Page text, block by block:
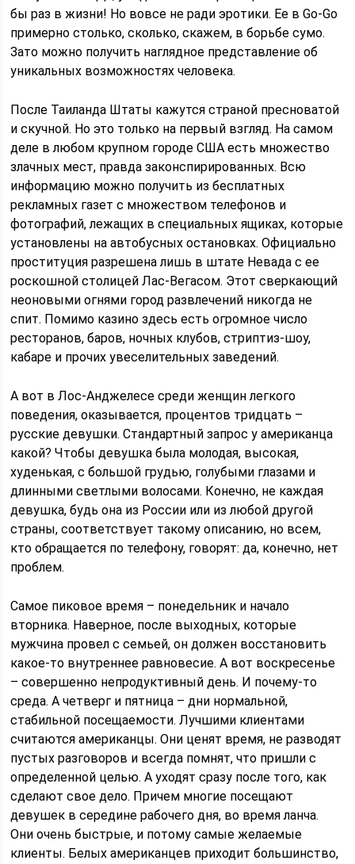
бы раз в жизни! Но вовсе не ради эротики. Ее в Go-Go
примерно столько, сколько, скажем, в борьбе сумо.
Зато можно получить наглядное представление об
уникальных возможностях человека.
После Таиланда Штаты кажутся страной пресноватой
и скучной. Но это только на первый взгляд. На самом
деле в любом крупном городе США есть множество
злачных мест, правда законспирированных. Всю
информацию можно получить из бесплатных
рекламных газет с множеством телефонов и
фотографий, лежащих в специальных ящиках, которые
установлены на автобусных остановках. Официально
проституция разрешена лишь в штате Невада с ее
роскошной столицей Лас-Вегасом. Этот сверкающий
неоновыми огнями город развлечений никогда не
спит. Помимо казино здесь есть огромное число
ресторанов, баров, ночных клубов, стриптиз-шоу,
кабаре и прочих увеселительных заведений.
А вот в Лос-Анджелесе среди женщин легкого
поведения, оказывается, процентов тридцать –
русские девушки. Стандартный запрос у американца
какой? Чтобы девушка была молодая, высокая,
худенькая, с большой грудью, голубыми глазами и
длинными светлыми волосами. Конечно, не каждая
девушка, будь она из России или из любой другой
страны, соответствует такому описанию, но всем,
кто обращается по телефону, говорят: да, конечно, нет
проблем.
Самое пиковое время – понедельник и начало
вторника. Наверное, после выходных, которые
мужчина провел с семьей, он должен восстановить
какое-то внутреннее равновесие. А вот воскресенье
– совершенно непродуктивный день. И почему-то
среда. А четверг и пятница – дни нормальной,
стабильной посещаемости. Лучшими клиентами
считаются американцы. Они ценят время, не разводят
пустых разговоров и всегда помнят, что пришли с
определенной целью. А уходят сразу после того, как
сделают свое дело. Причем многие посещают
девушек в середине рабочего дня, во время ланча.
Они очень быстрые, и потому самые желаемые
клиенты. Белых американцев приходит большинство,